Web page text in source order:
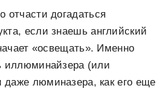
отчасти догадаться
если знаешь английский
«освещать». Именно
иллюминайзера (или
люминазера, как его еще